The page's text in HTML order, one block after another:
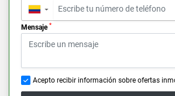
▼
Mensaje *
Acepto recibir información sobre ofertas